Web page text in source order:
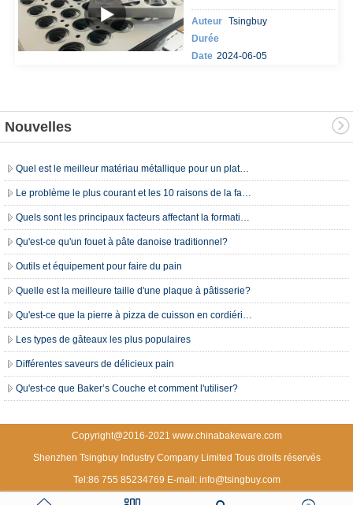
Auteur Tsingbuy
Durée
Date 2024-06-05
Nouvelles
Quel est le meilleur matériau métallique pour un plateau de cuisson ?
Le problème le plus courant et les 10 raisons de la fabrication du pain
Quels sont les principaux facteurs affectant la formation de gluten
Qu'est-ce qu'un fouet à pâte danoise traditionnel?
Outils et équipement pour faire du pain
Quelle est la meilleure taille d'une plaque à pâtisserie?
Qu'est-ce que la pierre à pizza de cuisson en cordiérite et ses avantages?
Les types de gâteaux les plus populaires
Différentes saveurs de délicieux pain
Qu'est-ce que Baker’s Couche et comment l'utiliser?
Copyright@2016-2021 www.chinabakeware.com
Shenzhen Tsingbuy Industry Company Limited Tous droits réservés
Tel:86 755 85234769 E-mail: info@tsingbuy.com